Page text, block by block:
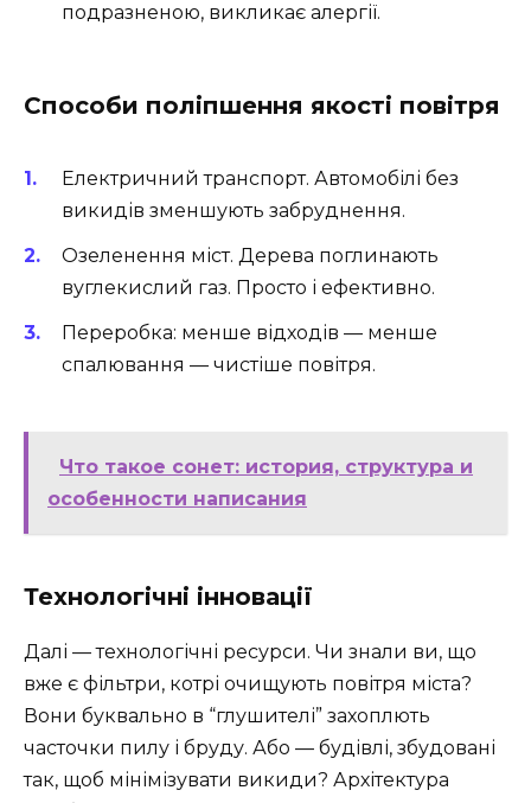
подразненою, викликає алергії.
Способи поліпшення якості повітря
Електричний транспорт. Автомобілі без
викидів зменшують забруднення.
Озеленення міст. Дерева поглинають
вуглекислий газ. Просто і ефективно.
Переробка: менше відходів — менше
спалювання — чистіше повітря.
Что такое сонет: история, структура и
особенности написания
Технологічні інновації
Далі — технологічні ресурси. Чи знали ви, що
вже є фільтри, котрі очищують повітря міста?
Вони буквально в “глушителі” захоплють
часточки пилу і бруду. Або — будівлі, збудовані
так, щоб мінімізувати викиди? Архітектура